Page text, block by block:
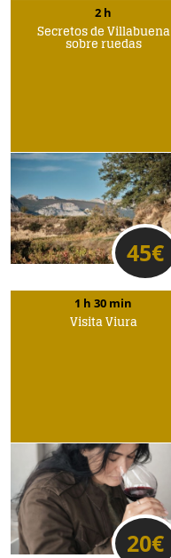
1 h 30 min
Visita Viura
20€
2 h
Secretos de Villabuena
sobre ruedas
45€